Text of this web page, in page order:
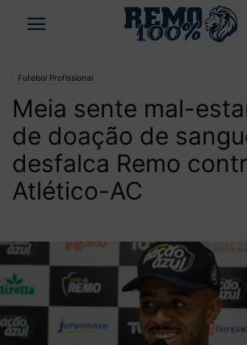
Futebol Profissional
Meia sente mal-
de doação de
desfalca Remo
Atlético-AC